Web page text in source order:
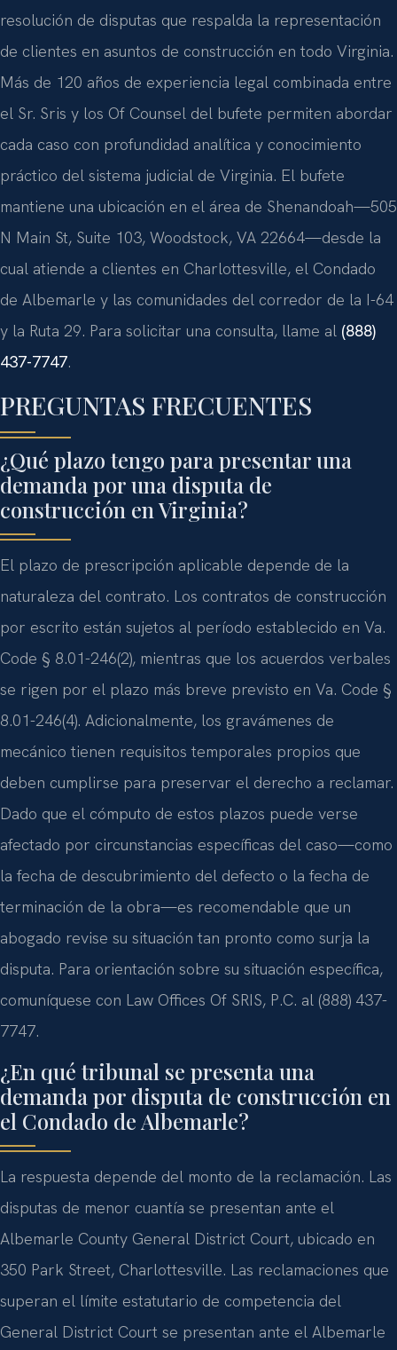
resolución de disputas que respalda la representación
de clientes en asuntos de construcción en todo Virginia.
Más de 120 años de experiencia legal combinada entre
el Sr. Sris y los Of Counsel del bufete permiten abordar
cada caso con profundidad analítica y conocimiento
práctico del sistema judicial de Virginia. El bufete
mantiene una ubicación en el área de Shenandoah—505
N Main St, Suite 103, Woodstock, VA 22664—desde la
cual atiende a clientes en Charlottesville, el Condado
de Albemarle y las comunidades del corredor de la I-64
y la Ruta 29. Para solicitar una consulta, llame al (888)
437-7747.
PREGUNTAS FRECUENTES
¿Qué plazo tengo para presentar una
demanda por una disputa de
construcción en Virginia?
El plazo de prescripción aplicable depende de la
naturaleza del contrato. Los contratos de construcción
por escrito están sujetos al período establecido en Va.
Code § 8.01-246(2), mientras que los acuerdos verbales
se rigen por el plazo más breve previsto en Va. Code §
8.01-246(4). Adicionalmente, los gravámenes de
mecánico tienen requisitos temporales propios que
deben cumplirse para preservar el derecho a reclamar.
Dado que el cómputo de estos plazos puede verse
afectado por circunstancias específicas del caso—como
la fecha de descubrimiento del defecto o la fecha de
terminación de la obra—es recomendable que un
abogado revise su situación tan pronto como surja la
disputa. Para orientación sobre su situación específica,
comuníquese con Law Offices Of SRIS, P.C. al (888) 437-
7747.
¿En qué tribunal se presenta una
demanda por disputa de construcción en
el Condado de Albemarle?
La respuesta depende del monto de la reclamación. Las
disputas de menor cuantía se presentan ante el
Albemarle County General District Court, ubicado en
350 Park Street, Charlottesville. Las reclamaciones que
superan el límite estatutario de competencia del
General District Court se presentan ante el Albemarle